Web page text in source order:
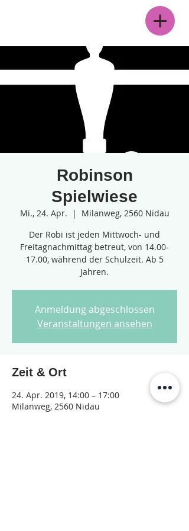
Robinson
Spielwiese
Mi., 24. Apr.
  |
Milanweg, 2560 Nidau
Der Robi ist jeden Mittwoch- und
Freitagnachmittag betreut, von 14.00-
17.00, während der Schulzeit. Ab 5
Jahren.
Anmeldung abgeschlossen
Veranstaltungen ansehen
Zeit & Ort
24. Apr. 2019, 14:00 – 17:00
Milanweg, 2560 Nidau